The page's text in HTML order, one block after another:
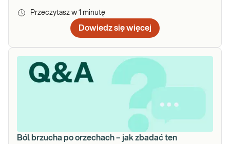
Przeczytasz w 1 minutę
Dowiedz się więcej
Ból brzucha po orzechach – jak zbadać ten